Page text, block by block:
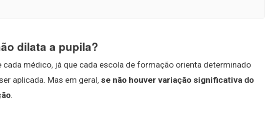
dilata a pupila?
médico, já que cada escola de formação orienta determinado
aplicada. Mas em geral, se não houver variação significativa do
.